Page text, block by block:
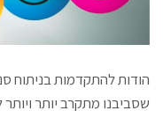
הודות להתקדמות בניתוח
שסביבנו מתקרב יותר